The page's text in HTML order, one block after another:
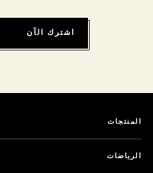
اشترك الآن
المنتجات
الرياضات